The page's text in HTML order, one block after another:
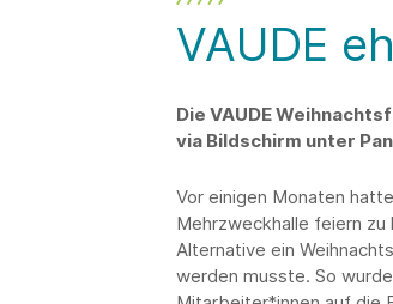
VAUDE
Die VAUDE
via Bildschirm unter
Vor einigen Monaten
Mehrzweckhalle feiern
Alternative ein
werden musste. So